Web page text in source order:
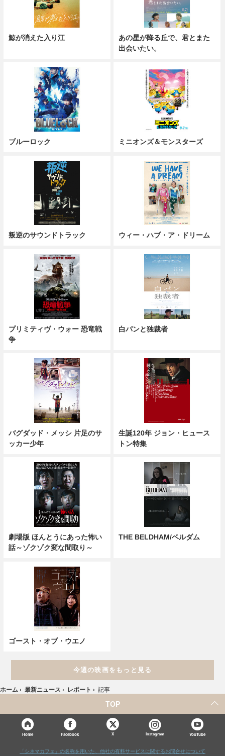
鯨が消えた入り江
あの星が降る丘で、君とまた
出会いたい。
ブルーロック ミニオンズ＆モンスターズ
叛逆のサウンドトラック ウィー・ハブ・ア・ドリーム
プリミティヴ・ウォー 恐竜戦
争
白パンと独裁者
バグダッド・メッシ 片足のサ
ッカー少年
生誕120年 ジョン・ヒュース
トン特集
劇場版 ほんとうにあった怖い
話～ゾクゾク変な間取り～
THE BELDHAM/ベルダム
ゴースト・オブ・ウエノ
今週の映画をもっと見る
ホーム › 最新ニュース › レポート › 記事
TOP
Home Facebook X Instagram YouTube
「シネマカフェ」の名称を用いた、他社の有料サービスに関するお問合せについて